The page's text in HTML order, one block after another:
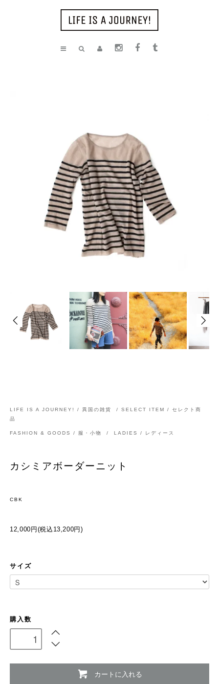
LIFE IS A JOURNEY! / 異国の雑貨 /
SELECT ITEM / セレクト商
品
FASHION & GOODS / 服・小物 / LADIES / レディース
カシミアボーダーニット
CBK
12,000円(税込13,200円)
サイズ
購入数
カートに入れる